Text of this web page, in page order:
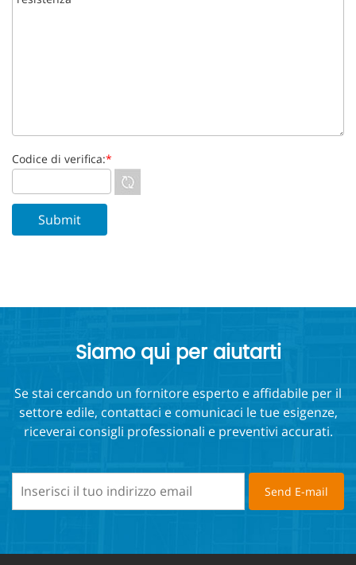
Codice di verifica:*
Siamo qui per aiutarti
Se stai cercando un fornitore esperto e affidabile per il
settore edile, contattaci e comunicaci le tue esigenze,
riceverai consigli professionali e preventivi accurati.